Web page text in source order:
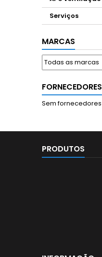
Serviços
MARCAS
FORNECEDORES
Sem fornecedores
PRODUTOS